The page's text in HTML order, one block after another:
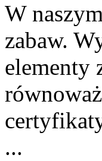
W
zabaw.
elementy
...